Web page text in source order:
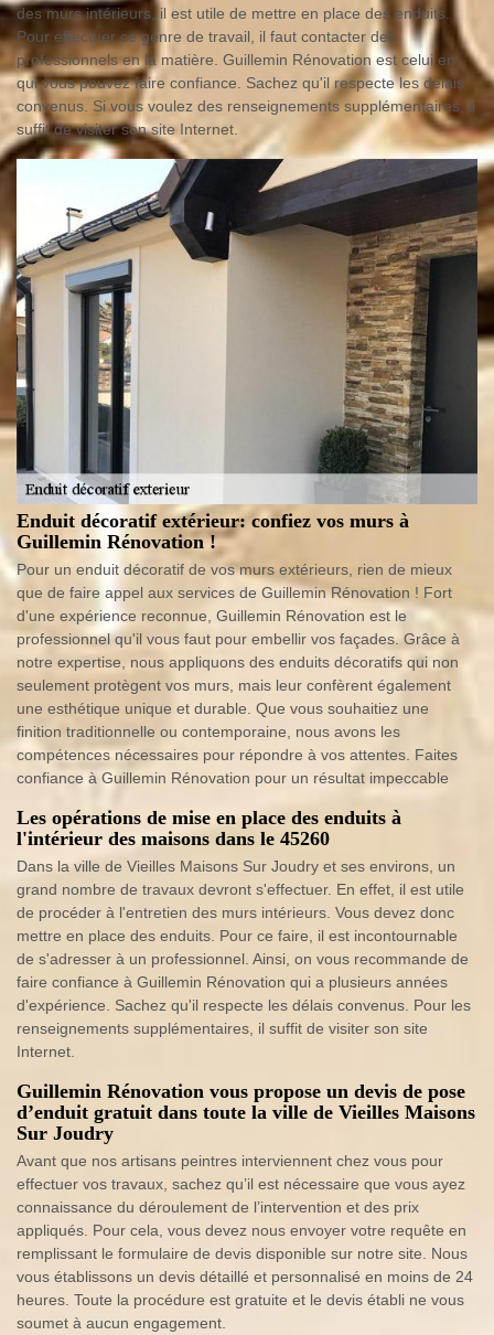
des murs intérieurs, il est utile de mettre en place des enduits.
Pour effectuer ce genre de travail, il faut contacter des
professionnels en la matière. Guillemin Rénovation est celui en
qui vous pouvez faire confiance. Sachez qu'il respecte les délais
convenus. Si vous voulez des renseignements supplémentaires, il
suffit de visiter son site Internet.
Enduit décoratif extérieur: confiez vos murs à
Guillemin Rénovation !
Pour un enduit décoratif de vos murs extérieurs, rien de mieux
que de faire appel aux services de Guillemin Rénovation ! Fort
d'une expérience reconnue, Guillemin Rénovation est le
professionnel qu'il vous faut pour embellir vos façades. Grâce à
notre expertise, nous appliquons des enduits décoratifs qui non
seulement protègent vos murs, mais leur confèrent également
une esthétique unique et durable. Que vous souhaitiez une
finition traditionnelle ou contemporaine, nous avons les
compétences nécessaires pour répondre à vos attentes. Faites
confiance à Guillemin Rénovation pour un résultat impeccable
Les opérations de mise en place des enduits à
l'intérieur des maisons dans le 45260
Dans la ville de Vieilles Maisons Sur Joudry et ses environs, un
grand nombre de travaux devront s'effectuer. En effet, il est utile
de procéder à l'entretien des murs intérieurs. Vous devez donc
mettre en place des enduits. Pour ce faire, il est incontournable
de s'adresser à un professionnel. Ainsi, on vous recommande de
faire confiance à Guillemin Rénovation qui a plusieurs années
d'expérience. Sachez qu'il respecte les délais convenus. Pour les
renseignements supplémentaires, il suffit de visiter son site
Internet.
Guillemin Rénovation vous propose un devis de pose
d’enduit gratuit dans toute la ville de Vieilles Maisons
Sur Joudry
Avant que nos artisans peintres interviennent chez vous pour
effectuer vos travaux, sachez qu’il est nécessaire que vous ayez
connaissance du déroulement de l’intervention et des prix
appliqués. Pour cela, vous devez nous envoyer votre requête en
remplissant le formulaire de devis disponible sur notre site. Nous
vous établissons un devis détaillé et personnalisé en moins de 24
heures. Toute la procédure est gratuite et le devis établi ne vous
soumet à aucun engagement.